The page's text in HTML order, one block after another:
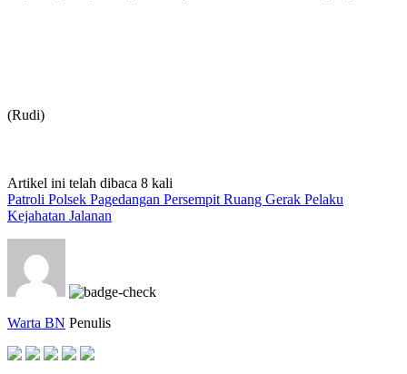
(Rudi)
Artikel ini telah dibaca 8 kali
Patroli Polsek Pagedangan Persempit Ruang Gerak Pelaku
Kejahatan Jalanan
Warta BN Penulis